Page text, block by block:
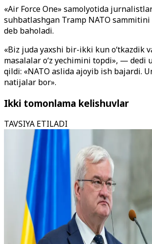
«Air Force One» samolyotida
suhbatlashgan Tramp NATO sammitini
deb baholadi.
«Biz juda yaxshi bir-ikki kun o‘tkazdik
masalalar o‘z yechimini topdi», — dedi
qildi: «NATO aslida ajoyib ish bajardi.
natijalar bor».
Ikki tomonlama kelishuvlar
TAVSIYA ETILADI